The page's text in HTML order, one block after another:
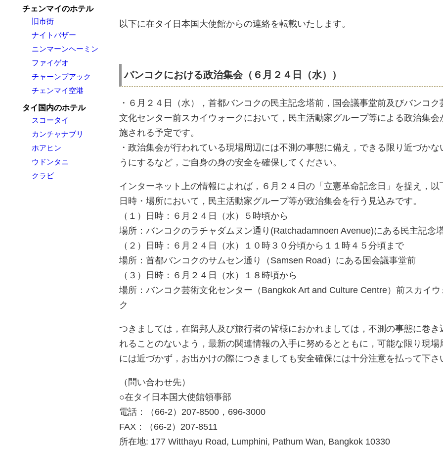
チェンマイのホテル
旧市街
ナイトバザー
ニンマーンヘーミン
ファイゲオ
チャーンプアック
チェンマイ空港
タイ国内のホテル
スコータイ
カンチャナブリ
ホアヒン
ウドンタニ
クラビ
以下に在タイ日本国大使館からの連絡を転載いたします。
バンコクにおける政治集会（６月２４日（水））
・６月２４日（水），首都バンコクの民主記念塔前，国会議事堂前及びバンコク
文化センター前スカイウォークにおいて，民主活動家グループ等による政治集会
施される予定です。
・政治集会が行われている現場周辺には不測の事態に備え，できる限り近づかな
うにするなど，ご自身の身の安全を確保してください。
インターネット上の情報によれば，６月２４日の「立憲革命記念日」を捉え，以
日時・場所において，民主活動家グループ等が政治集会を行う見込みです。
（１）日時：６月２４日（水）５時頃から
場所：バンコクのラチャダムヌン通り(Ratchadamnoen Avenue)にある民主記念
（２）日時：６月２４日（水）１０時３０分頃から１１時４５分頃まで
場所：首都バンコクのサムセン通り（Samsen Road）にある国会議事堂前
（３）日時：６月２４日（水）１８時頃から
場所：バンコク芸術文化センター（Bangkok Art and Culture Centre）前スカイウ
ク
つきましては，在留邦人及び旅行者の皆様におかれましては，不測の事態に巻き
れることのないよう，最新の関連情報の入手に努めるとともに，可能な限り現場
には近づかず，お出かけの際につきましても安全確保には十分注意を払って下さ
（問い合わせ先）
○在タイ日本国大使館領事部
電話：（66-2）207-8500，696-3000
FAX：（66-2）207-8511
所在地: 177 Witthayu Road, Lumphini, Pathum Wan, Bangkok 10330